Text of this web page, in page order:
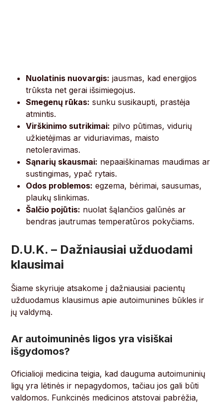
Nuolatinis nuovargis: jausmas, kad energijos
trūksta net gerai išsimiegojus.
Smegenų rūkas: sunku susikaupti, prastėja
atmintis.
Virškinimo sutrikimai: pilvo pūtimas, vidurių
užkietėjimas ar viduriavimas, maisto
netoleravimas.
Sąnarių skausmai: nepaaiškinamas maudimas ar
sustingimas, ypač rytais.
Odos problemos: egzema, bėrimai, sausumas,
plaukų slinkimas.
Šalčio pojūtis: nuolat šąlančios galūnės ar
bendras jautrumas temperatūros pokyčiams.
D.U.K. – Dažniausiai užduodami
klausimai
Šiame skyriuje atsakome į dažniausiai pacientų
užduodamus klausimus apie autoimunines būkles ir
jų valdymą.
Ar autoimuninės ligos yra visiškai
išgydomos?
Oficialioji medicina teigia, kad dauguma autoimuninių
ligų yra lėtinės ir nepagydomos, tačiau jos gali būti
valdomos. Funkcinės medicinos atstovai pabrėžia,